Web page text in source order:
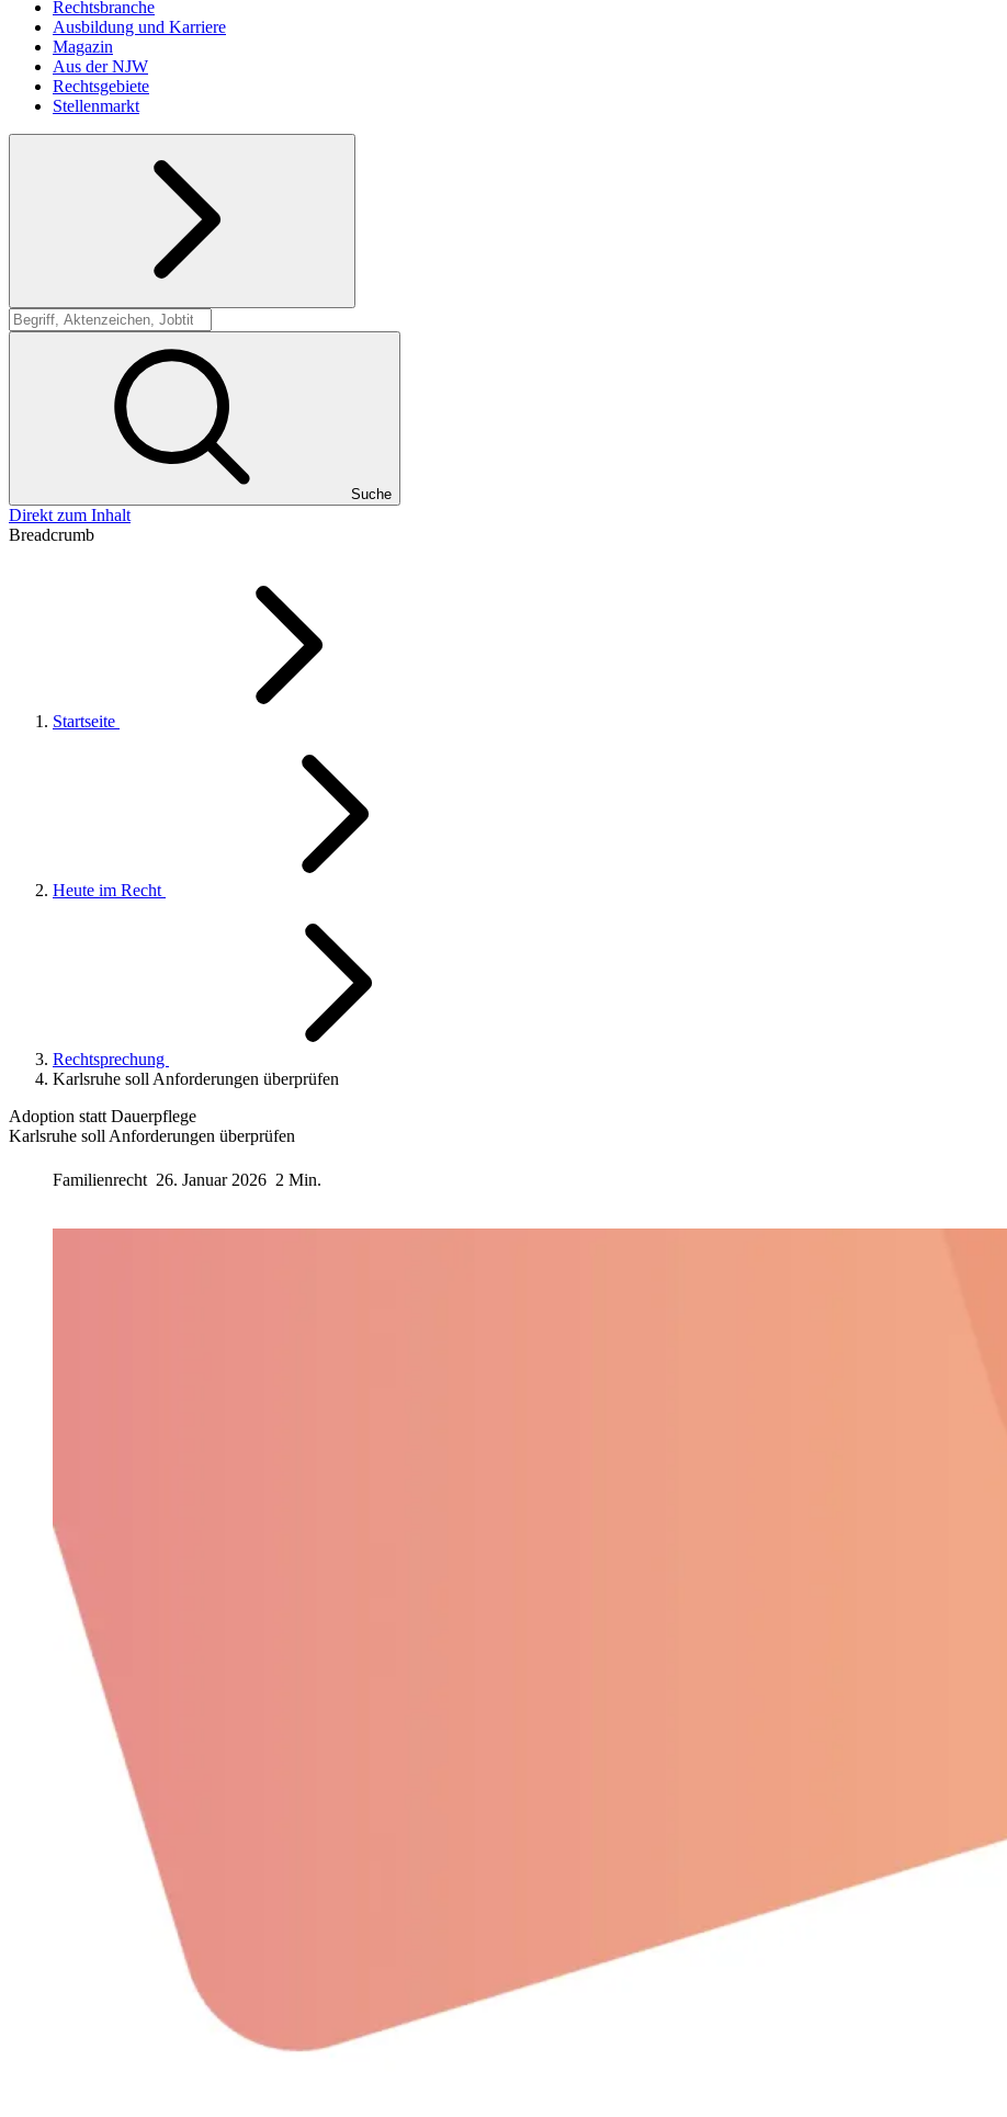
Rechtsbranche
Ausbildung und Karriere
Magazin
Aus der NJW
Rechtsgebiete
Stellenmarkt
Suche
Suche
Direkt zum Inhalt
Breadcrumb
Startseite
Heute im Recht
Rechtsprechung
Karlsruhe soll Anforderungen überprüfen
Adoption statt Dauerpflege
Karlsruhe soll Anforderungen überprüfen
Familienrecht 26. Januar 2026 2 Min.